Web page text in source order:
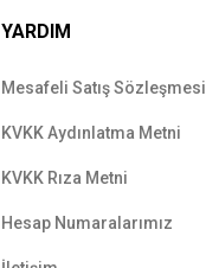
YARDIM
Mesafeli Satış Sözleşmesi
KVKK Aydınlatma Metni
KVKK Rıza Metni
Hesap Numaralarımız